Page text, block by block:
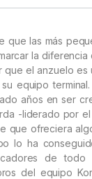
Micro
KKR10